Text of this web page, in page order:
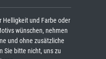
Helligkeit und Farbe oder
wünschen, nehmen
und ohne zusätzliche
Sie bitte nicht, uns zu